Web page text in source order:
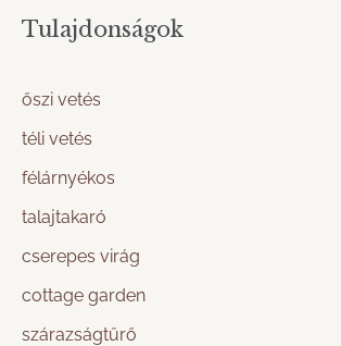
Tulajdonságok
őszi vetés
téli vetés
félárnyékos
talajtakaró
cserepes virág
cottage garden
szárazságtűrő